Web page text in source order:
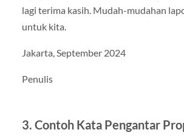
lagi terima kasih. Mudah-mudahan
untuk kita.
Jakarta, September 2024
Penulis
3. Contoh Kata Pengantar